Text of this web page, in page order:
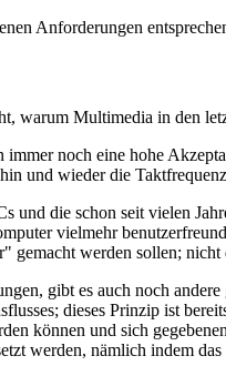
Anforderungen
warum Multimedia in den
noch eine hohe
und wieder die
die schon seit vielen
vielmehr
gemacht werden sollen;
gibt es auch noch
dieses Prinzip ist
können und sich
werden, nämlich indem